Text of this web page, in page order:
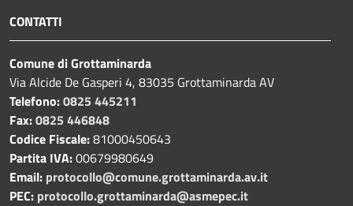
CONTATTI
Comune di Grottaminarda
Via Alcide De Gasperi 4, 83035 Grottaminarda AV
Telefono:0825 445211
Fax:0825 446848
Codice Fiscale:81000450643
Partita IVA:00679980649
Email: protocollo@comune.grottaminarda.av.it
PEC: protocollo.grottaminarda@asmepec.it